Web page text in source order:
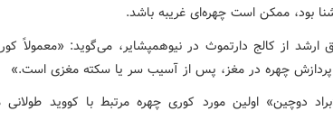
بود، ممکن است چهره‌ای غریبه باشد.
ارشد از کالج دارتموث در نیوهمپشایر، می‌گوید: «معمولاً
چهره در مغز، پس از آسیب سر یا سکته مغزی است.»
دوچین» اولین مورد کوری چهره مرتبط با کووید